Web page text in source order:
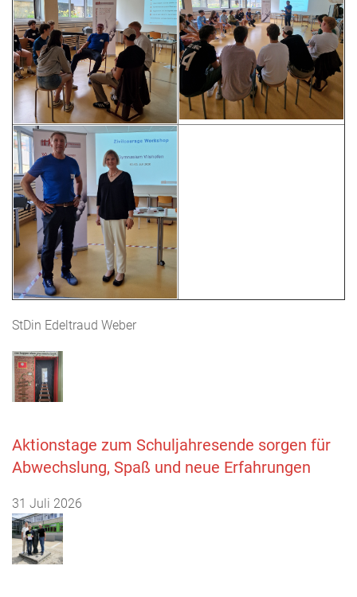
StDin Edeltraud Weber
Aktionstage zum Schuljahresende sorgen für
Abwechslung, Spaß und neue Erfahrungen
31 Juli 2026